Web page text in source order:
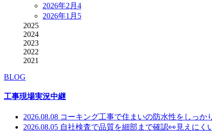
2026年2月 4
2026年1月 5
2025
2024
2023
2022
2021
BLOG
工事現場実況中継
2026.08.08 コーキング工事で住まいの防水性をしっか
2026.08.05 自社検査で品質を細部まで確認👀見えにく